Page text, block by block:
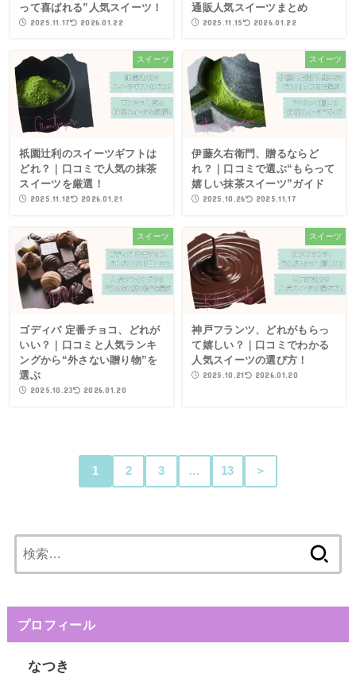
って喜ばれる”人気スイーツ！
2025.11.17 2026.01.22
通販人気スイーツまとめ
2025.11.15 2026.01.22
スイーツ
祇園辻利のスイーツギフトは
どれ？｜口コミで人気の抹茶
スイーツを厳選！
2025.11.12 2026.01.21
スイーツ
伊藤久右衛門、贈るならど
れ？｜口コミで選ぶ“もらって
嬉しい抹茶スイーツ”ガイド
2025.10.26 2025.11.17
スイーツ
ゴディバ 定番チョコ、どれが
いい？｜口コミと人気ランキ
ングから“外さない贈り物”を
選ぶ
2025.10.23 2026.01.20
スイーツ
神戸フランツ、どれがもらっ
て嬉しい？｜口コミでわかる
人気スイーツの選び方！
2025.10.21 2026.01.20
1 2 3 … 13 ＞
索:
プロフィール
なつき